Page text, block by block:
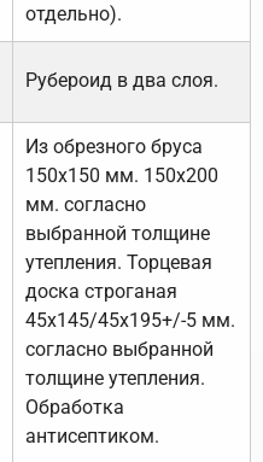
отдельно).
Рубероид в два слоя.
Из обрезного бруса
150х150 мм. 150х200
мм. согласно
выбранной толщине
утепления. Торцевая
доска строганая
45х145/45х195+/-5 мм.
согласно выбранной
толщине утепления.
Обработка
антисептиком.